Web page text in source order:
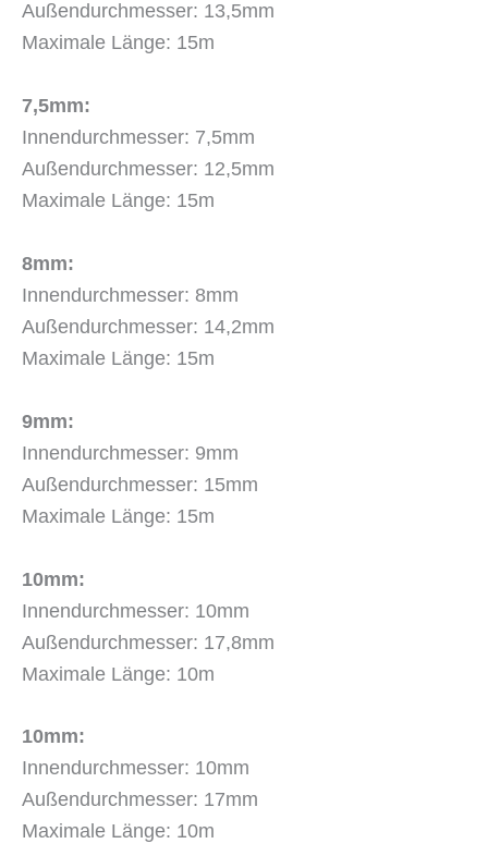
Außendurchmesser: 13,5mm
Maximale Länge: 15m
7,5mm:
Innendurchmesser: 7,5mm
Außendurchmesser: 12,5mm
Maximale Länge: 15m
8mm:
Innendurchmesser: 8mm
Außendurchmesser: 14,2mm
Maximale Länge: 15m
9mm:
Innendurchmesser: 9mm
Außendurchmesser: 15mm
Maximale Länge: 15m
10mm:
Innendurchmesser: 10mm
Außendurchmesser: 17,8mm
Maximale Länge: 10m
10mm:
Innendurchmesser: 10mm
Außendurchmesser: 17mm
Maximale Länge: 10m